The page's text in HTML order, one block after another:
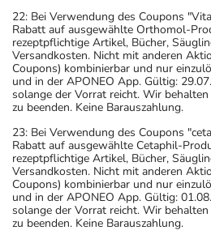
22: Bei Verwendung des Coupons
Rabatt auf ausgewählte Orthomol-
rezeptpflichtige Artikel, Bücher,
Versandkosten. Nicht mit anderen
Coupons) kombinierbar und nur
und in der APONEO App. Gültig:
solange der Vorrat reicht. Wir
zu beenden. Keine Barauszahlung.
23: Bei Verwendung des Coupons
Rabatt auf ausgewählte Cetaphil-
rezeptpflichtige Artikel, Bücher,
Versandkosten. Nicht mit anderen
Coupons) kombinierbar und nur
und in der APONEO App. Gültig:
solange der Vorrat reicht. Wir
zu beenden. Keine Barauszahlung.